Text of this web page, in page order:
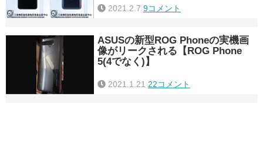
2021.2.7 9コメント
ASUSの新型ROG Phoneの実機画
像がリークされる【ROG Phone
5(4でなく)】
2021.1.21 22コメント